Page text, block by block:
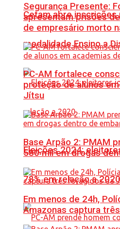
Cetam abre inscrições
modalidade Ensino a
Eleições 2024:
78% em relação a 2020
Segurança Presente:
apresentam prisões
de empresário morto
PC-AM fortalece
proteção de alunos
Jítsu
Base Arpão 2: PMAM
580 mil em drogas
Em menos de 24h,
Amazonas captura